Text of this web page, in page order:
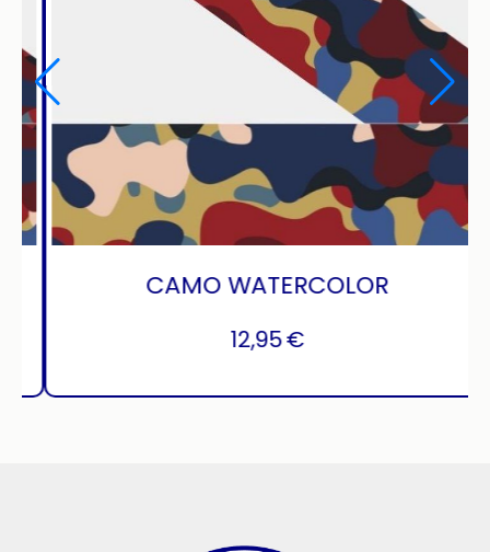
CAMO WATERCOLOR
12,95€